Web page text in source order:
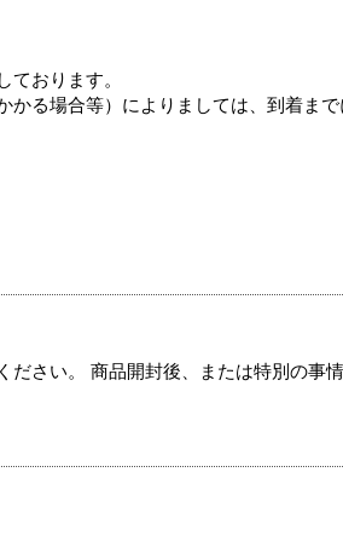
ております。
る場合等）によりましては、到着ま
さい。 商品開封後、または特別の事